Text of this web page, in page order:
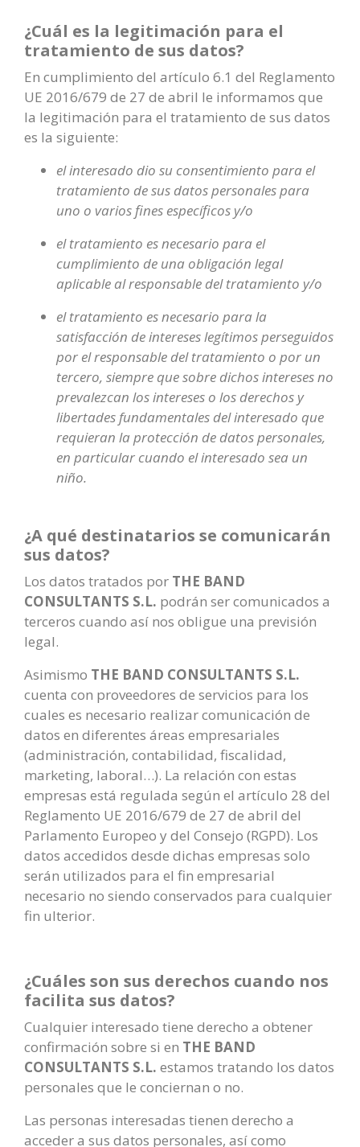
¿Cuál es la legitimación para el
tratamiento de sus datos?
En cumplimiento del artículo 6.1 del Reglamento
UE 2016/679 de 27 de abril le informamos que
la legitimación para el tratamiento de sus datos
es la siguiente:
el interesado dio su consentimiento para el
tratamiento de sus datos personales para
uno o varios fines específicos y/o
el tratamiento es necesario para el
cumplimiento de una obligación legal
aplicable al responsable del tratamiento y/o
el tratamiento es necesario para la
satisfacción de intereses legítimos perseguidos
por el responsable del tratamiento o por un
tercero, siempre que sobre dichos intereses no
prevalezcan los intereses o los derechos y
libertades fundamentales del interesado que
requieran la protección de datos personales,
en particular cuando el interesado sea un
niño.
¿A qué destinatarios se comunicarán
sus datos?
Los datos tratados por THE BAND
CONSULTANTS S.L. podrán ser comunicados a
terceros cuando así nos obligue una previsión
legal.
Asimismo THE BAND CONSULTANTS S.L.
cuenta con proveedores de servicios para los
cuales es necesario realizar comunicación de
datos en diferentes áreas empresariales
(administración, contabilidad, fiscalidad,
marketing, laboral…). La relación con estas
empresas está regulada según el artículo 28 del
Reglamento UE 2016/679 de 27 de abril del
Parlamento Europeo y del Consejo (RGPD). Los
datos accedidos desde dichas empresas solo
serán utilizados para el fin empresarial
necesario no siendo conservados para cualquier
fin ulterior.
¿Cuáles son sus derechos cuando nos
facilita sus datos?
Cualquier interesado tiene derecho a obtener
confirmación sobre si en THE BAND
CONSULTANTS S.L. estamos tratando los datos
personales que le conciernan o no.
Las personas interesadas tienen derecho a
acceder a sus datos personales, así como